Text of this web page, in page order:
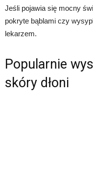
Jeśli pojawia się mocny
pokryte bąblami czy
lekarzem.
Popularnie
skóry dłoni